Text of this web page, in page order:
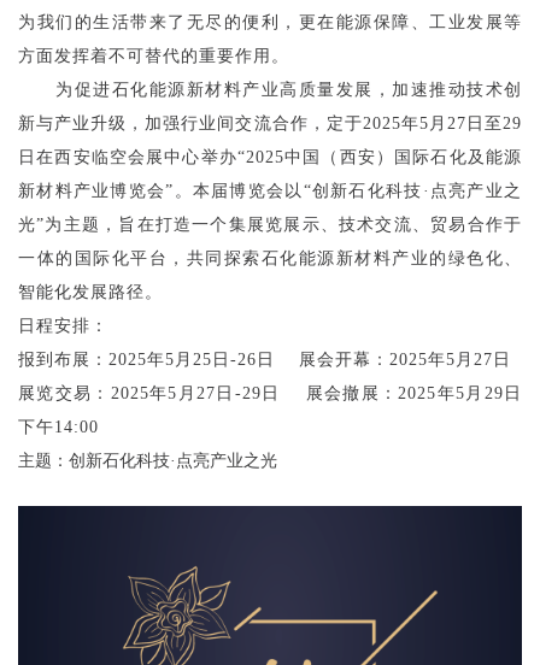
为我们的生活带来了无尽的便利，更在能源保障、工业发展等
方面发挥着不可替代的重要作用。
为促进石化能源新材料产业高质量发展，加速推动技术创
新与产业升级，加强行业间交流合作 ， 定于2025年5 月 27 日至29
日在西安临空会展中心举办“2025中国（ 西安 ）国际石化及能源
新材料产业博览会” 。本届博览会以 “创新石化科技 · 点亮产业之
光”为主题，旨在打造一个集展览展示、技术交流、贸易合作于
一体的国际化平台，共同探索石化能源新材料产业的绿色化、
智能化发展路径。
日程安排：
报到布展： 2025年5月25日-26日 展会开幕：2025年5月27日
展览交易： 2025年5月27日-29日 展会撤展：2025年5月29日
下午14:00
主题：创新石化科技· 点亮产业之光